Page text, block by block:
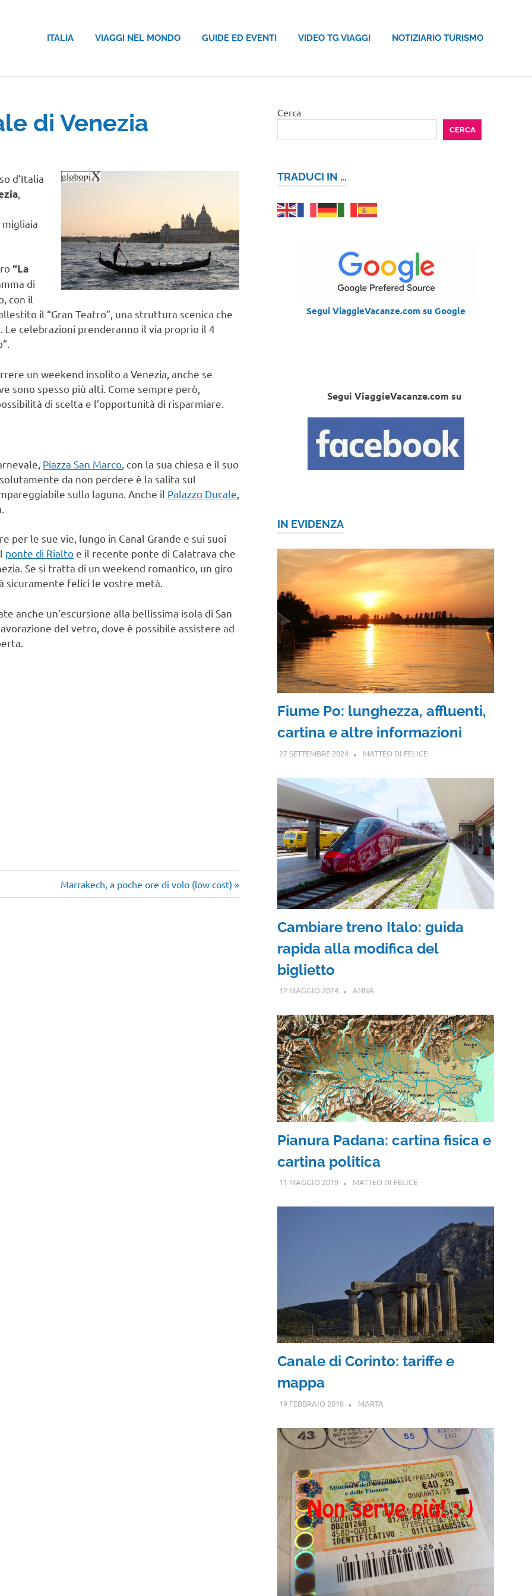
ITALIA VIAGGI NEL MONDO GUIDE ED EVENTI VIDEO TG VIAGGI NOTIZIARIO TURISMO
di Venezia
d’Italia
migliaia
“La
di
con il
il “Gran Teatro”, una struttura scenica che
celebrazioni prenderanno il via proprio il 4
un weekend insolito a Venezia, anche se
sono spesso più alti. Come sempre però,
di scelta e l’opportunità di risparmiare.
Piazza San Marco , con la sua chiesa e il suo
da non perdere è la salita sul
sulla laguna. Anche il Palazzo Ducale
per le sue vie, lungo in Canal Grande e sui suoi
ponte di Rialto e il recente ponte di Calatrava che
Se si tratta di un weekend romantico, un giro
sicuramente felici le vostre metà.
anche un’escursione alla bellissima isola di San
del vetro, dove è possibile assistere ad
Articolo
successivo:
Marrakech, a poche ore di volo (low cost)
Cerca
CERCA
TRADUCI IN …
Segui ViaggieVacanze.com su Google
Segui ViaggieVacanze.com su
IN EVIDENZA
Fiume Po: lunghezza, affluenti,
cartina e altre informazioni
27 SETTEMBRE 2024 MATTEO DI FELICE
Cambiare treno Italo: guida
rapida alla modifica del
biglietto
12 MAGGIO 2024 ANNA
Pianura Padana: cartina fisica e
cartina politica
11 MAGGIO 2019 MATTEO DI FELICE
Canale di Corinto: tariffe e
mappa
19 FEBBRAIO 2018 MARTA